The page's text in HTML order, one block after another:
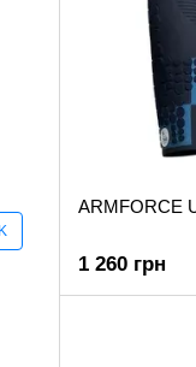
ARMFORCE
1 260 грн